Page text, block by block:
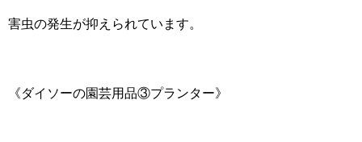
害虫の発生が抑えられています。
《ダイソーの園芸用品③プランター》